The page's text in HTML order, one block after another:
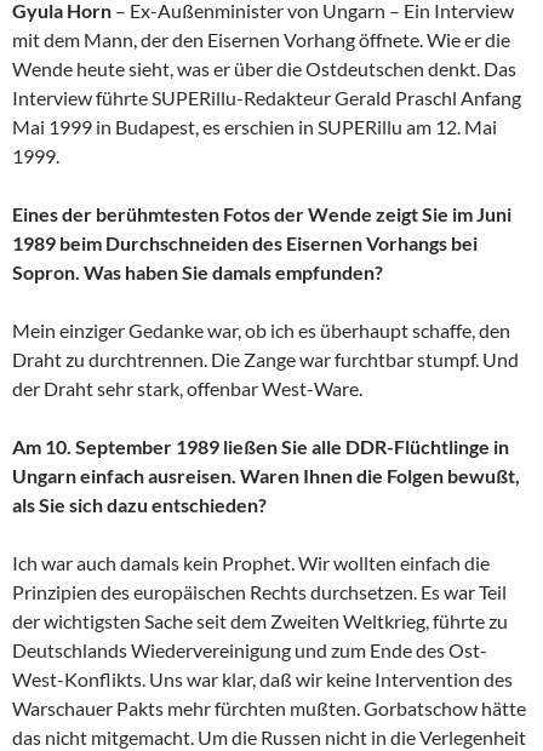
Gyula Horn – Ex-Außenminister von Ungarn – Ein Interview
mit dem Mann, der den Eisernen Vorhang öffnete. Wie er die
Wende heute sieht, was er über die Ostdeutschen denkt. Das
Interview führte SUPERillu-Redakteur Gerald Praschl Anfang
Mai 1999 in Budapest, es erschien in SUPERillu am 12. Mai
1999.
Eines der berühmtesten Fotos der Wende zeigt Sie im Juni
1989 beim Durchschneiden des Eisernen Vorhangs bei
Sopron. Was haben Sie damals empfunden?
Mein einziger Gedanke war, ob ich es überhaupt schaffe, den
Draht zu durchtrennen. Die Zange war furchtbar stumpf. Und
der Draht sehr stark, offenbar West-Ware.
Am 10. September 1989 ließen Sie alle DDR-Flüchtlinge in
Ungarn einfach ausreisen. Waren Ihnen die Folgen bewußt,
als Sie sich dazu entschieden?
Ich war auch damals kein Prophet. Wir wollten einfach die
Prinzipien des europäischen Rechts durchsetzen. Es war Teil
der wichtigsten Sache seit dem Zweiten Weltkrieg, führte zu
Deutschlands Wiedervereinigung und zum Ende des Ost-
West-Konflikts. Uns war klar, daß wir keine Intervention des
Warschauer Pakts mehr fürchten mußten. Gorbatschow hätte
das nicht mitgemacht. Um die Russen nicht in die Verlegenheit